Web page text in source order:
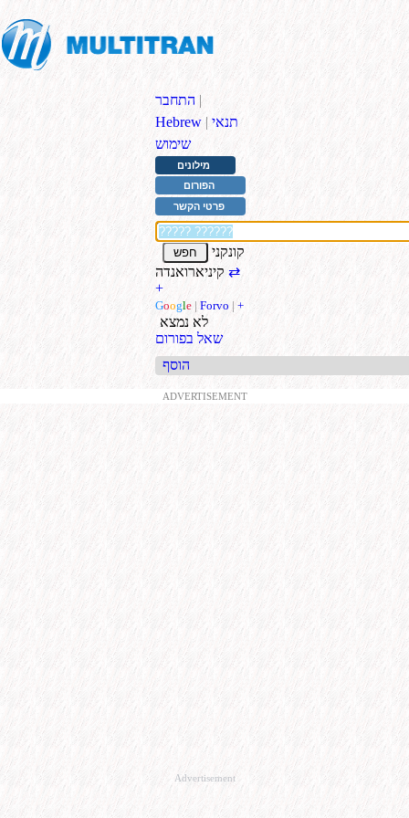
התחבר |
Hebrew | תנאי
שימוש
מילונים
הפורום
פרטי הקשר
קונקני
⇄ קיניארואנדה
+
Google | Forvo | +
לא נמצא
שאל בפורום
הוסף
ADVERTISEMENT
Advertisement